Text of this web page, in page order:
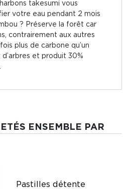
takesumi vous
votre eau pendant 2 mois
? Préserve la forêt car
contrairement aux autres
plus de carbone qu’un
et produit 30%
ENSEMBLE PAR
Pastilles détente